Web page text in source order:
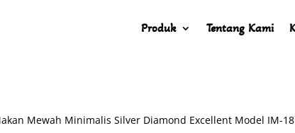
Produk Tentang Kami
Mewah Minimalis Silver Diamond Excellent Model IM-